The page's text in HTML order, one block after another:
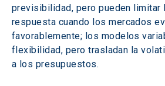
previsibilidad, pero pueden limitar
respuesta cuando los mercados
favorablemente; los modelos
flexibilidad, pero trasladan la
a los presupuestos.